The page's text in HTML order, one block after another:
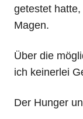
getestet
Magen.
Über die
ich keinerlei
Der Hunger